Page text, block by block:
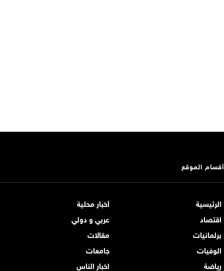
أقسام الموقع
الرئيسية
أخبار محلية
اقتصاد
عربي و دولي
برلمانيات
مقالات
الوفيات
جامعات
رياضة
اخبار الناس